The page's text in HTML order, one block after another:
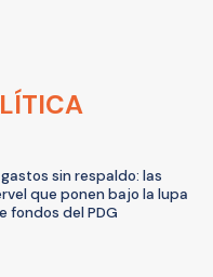
sin respaldo: las
que ponen bajo la lupa
fondos del PDG